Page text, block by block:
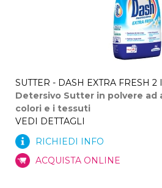
SUTTER - DASH EXTRA FRESH 2
Detersivo Sutter in polvere ad
colori e i tessuti
VEDI DETTAGLI
RICHIEDI INFO
ACQUISTA ONLINE